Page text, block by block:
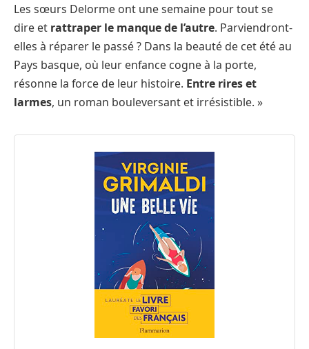
Les sœurs Delorme ont une semaine pour tout se
dire et rattraper le manque de l’autre. Parviendront-
elles à réparer le passé ? Dans la beauté de cet été au
Pays basque, où leur enfance cogne à la porte,
résonne la force de leur histoire. Entre rires et
larmes, un roman bouleversant et irrésistible. »